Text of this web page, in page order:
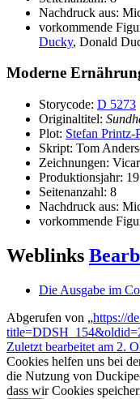
Nachdruck aus:
vorkommende
Ducky, Donald
Moderne
Storycode: D 5273
Originaltitel:
Plot: Stefan Printz-
Skript: Tom
Zeichnungen: Vicar
Produktionsjahr:
Seitenanzahl: 8
Nachdruck aus:
vorkommende
Weblinks
Die Ausgabe im
Abgerufen von „https://
Zuletzt bearbeitet am 2.
Cookies helfen uns bei
die Nutzung von
dass wir Cookies